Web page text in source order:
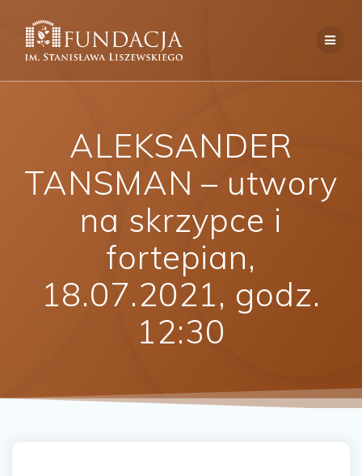
content
ALEKSANDER
TANSMAN – utwory
na skrzypce i
fortepian,
18.07.2021, godz.
12:30